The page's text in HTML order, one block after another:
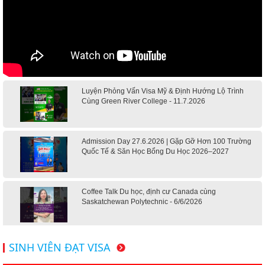
Luyện Phỏng Vấn Visa Mỹ & Định Hướng Lộ Trình
Cùng Green River College - 11.7.2026
Admission Day 27.6.2026 | Gặp Gỡ Hơn 100 Trường
Quốc Tế & Săn Học Bổng Du Học 2026–2027
Coffee Talk Du học, định cư Canada cùng
Saskatchewan Polytechnic - 6/6/2026
Hội thảo du học Mỹ 18.4.2026 - Đại học Mỹ học phí
dưới 20k/ năm
SINH VIÊN ĐẠT VISA